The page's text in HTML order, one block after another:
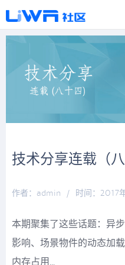
技术分享连载（八
作者：admin / 时间：2017
本期聚集了这些话题：异
影响、场景物件的动态加
内存占用...